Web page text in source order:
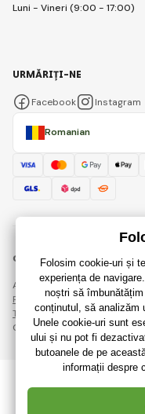
Luni - Vineri (9:00 - 17:00)
Romanian
URMĂRIȚI-NE
Facebook Instagram
© 2018 - 2026
Această pagină este
Regulile de protecție a
Termeni și condiții.
Crearea de magazine